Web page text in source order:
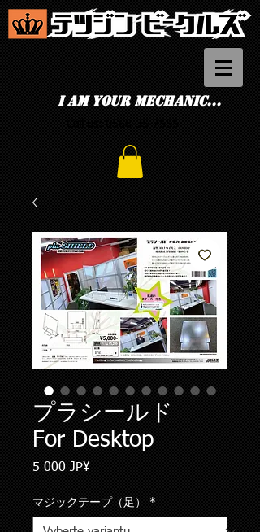
I am your mechanic...
プラシールド
For Desktop
5 000 JP¥
マジックテープ（足） *